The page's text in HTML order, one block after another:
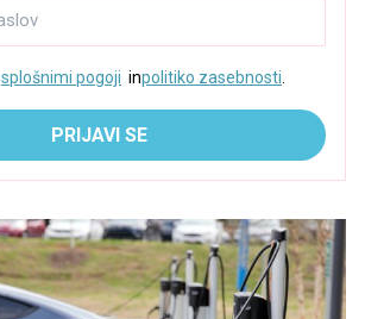
splošnimi pogoji inpolitiko zasebnosti
PRIJAVI SE